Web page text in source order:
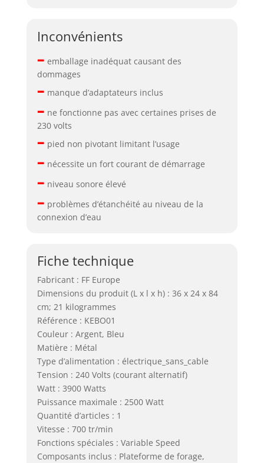
Inconvénients
– emballage inadéquat causant des
dommages
– manque d’adaptateurs inclus
– ne fonctionne pas avec certaines prises de
230 volts
– pied non pivotant limitant l’usage
– nécessite un fort courant de démarrage
– niveau sonore élevé
– problèmes d’étanchéité au niveau de la
connexion d’eau
Fiche technique
Fabricant : FF Europe
Dimensions du produit (L x l x h) : 36 x 24 x 84
cm; 21 kilogrammes
Référence : KEBO01
Couleur : Argent, Bleu
Matière : Métal
Type d’alimentation : électrique_sans_cable
Tension : 240 Volts (courant alternatif)
Watt : 3900 Watts
Puissance maximale : 2500 Watt
Quantité d’articles : 1
Vitesse : 700 tr/min
Fonctions spéciales : Variable Speed
Composants inclus : Plateforme de forage,